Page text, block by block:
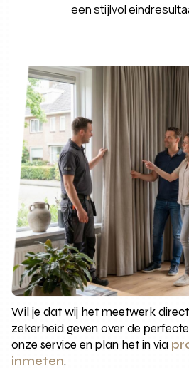
een stijlvol
Wil je dat wij het meetwerk
zekerheid geven over de
onze service en plan het in via
inmeten.